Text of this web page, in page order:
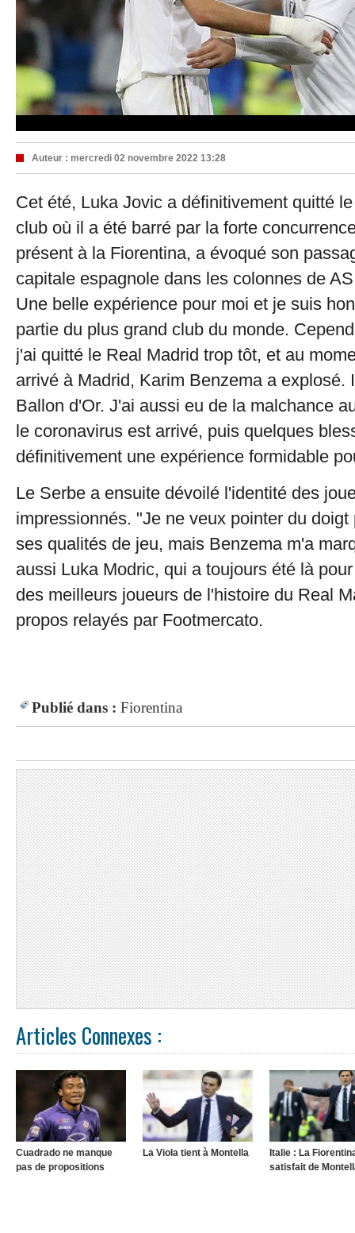
Auteur : mercredi 02 novembre 2022 13:28
Cet été, Luka Jovic a définitivement quitté
club où il a été barré par la forte
présent à la Fiorentina, a évoqué son
capitale espagnole dans les colonnes de
Une belle expérience pour moi et je suis
partie du plus grand club du monde.
j'ai quitté le Real Madrid trop tôt, et au
arrivé à Madrid, Karim Benzema a explosé.
Ballon d'Or. J'ai aussi eu de la malchance
le coronavirus est arrivé, puis quelques
définitivement une expérience formidable
Le Serbe a ensuite dévoilé l'identité des
impressionnés. "Je ne veux pointer du doigt
ses qualités de jeu, mais Benzema m'a
aussi Luka Modric, qui a toujours été là
des meilleurs joueurs de l'histoire du Real
propos relayés par Footmercato.
Publié dans : Fiorentina
Articles Connexes :
Cuadrado ne manque
pas de propositions
La Viola tient à Montella
Italie : La
satisfait de